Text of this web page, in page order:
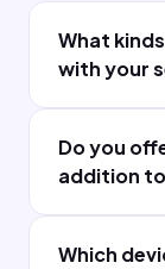
What
with your
Do you
addition
Which